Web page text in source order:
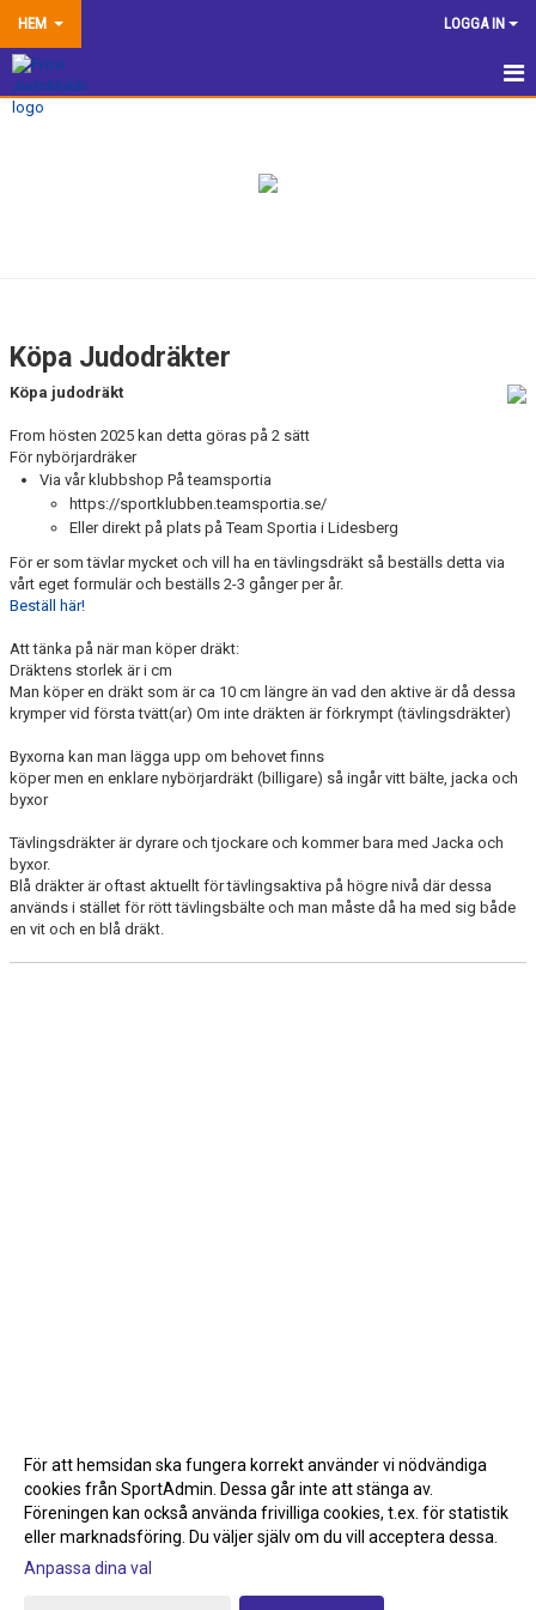
HEM LOGGA IN
HEM
KLUBBSHOP
KÖPA JUDODRÄKT
KÖPA JUDOBÄLTEN
KLUBBSHOPP
KONTAKTA OSS
WALL OF FAME
Köpa Judodräkter
Köpa judodräkt
From hösten 2025 kan detta göras på 2 sätt
För nybörjardräker
Via vår klubbshop På teamsportia
https://sportklubben.teamsportia.se/
Eller direkt på plats på Team Sportia i Lidesberg
För er som tävlar mycket och vill ha en tävlingsdräkt så beställs detta via
vårt eget formulär och beställs 2-3 gånger per år.
Beställ här!
Att tänka på när man köper dräkt:
Dräktens storlek är i cm
Man köper en dräkt som är ca 10 cm längre än vad den aktive är då dessa
krymper vid första tvätt(ar) Om inte dräkten är förkrympt (tävlingsdräkter)
Byxorna kan man lägga upp om behovet finns
köper men en enklare nybörjardräkt (billigare) så ingår vitt bälte, jacka och
byxor
Tävlingsdräkter är dyrare och tjockare och kommer bara med Jacka och
byxor.
Blå dräkter är oftast aktuellt för tävlingsaktiva på högre nivå där dessa
används i stället för rött tävlingsbälte och man måste då ha med sig både
en vit och en blå dräkt.
Gå till Webbversion
För att hemsidan ska fungera korrekt använder vi nödvändiga
cookies från SportAdmin. Dessa går inte att stänga av.
Föreningen kan också använda frivilliga cookies, t.ex. för statistik
eller marknadsföring. Du väljer själv om du vill acceptera dessa.
Anpassa dina val